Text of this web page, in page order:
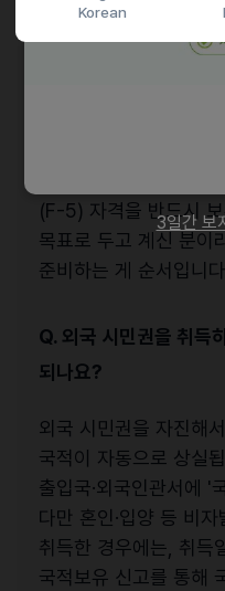
Korean
영주·귀화·국적
(F-5) 자격을 반드시
목표로 두고 계신 분이
준비하는 게 순서입니
Q. 외국 시민권을 취득
되나요?
외국 시민권을 자진해
국적이 자동으로 상실
출입국·외국인관서에 '
다만 혼인·입양 등 비
취득한 경우에는, 취득
국적보유 신고를 통해
3일간 보